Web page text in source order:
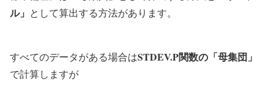
ル」 として算出する方法があります。
すべてのデータがある場合はSTDEV.P関数の「母集団」
で計算しますが